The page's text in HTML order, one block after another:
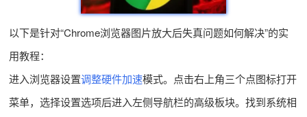
以下是针对“Chrome浏览器图片放大后失真问题如何解决”的实
用教程：
进入浏览器设置调整硬件加速模式。点击右上角三个点图标打开
菜单，选择设置选项后进入左侧导航栏的高级板块。找到系统相